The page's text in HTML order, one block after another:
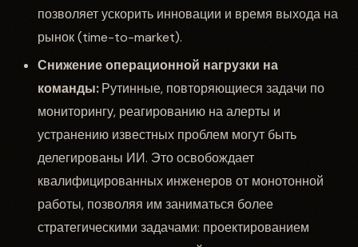
позволяет ускорить инновации и время выхода на
рынок (time-to-market).
Снижение операционной нагрузки на
команды:Рутинные, повторяющиеся задачи по
мониторингу, реагированию на алерты и
устранению известных проблем могут быть
делегированы ИИ. Это освобождает
квалифицированных инженеров от монотонной
работы, позволяя им заниматься более
стратегическими задачами: проектированием